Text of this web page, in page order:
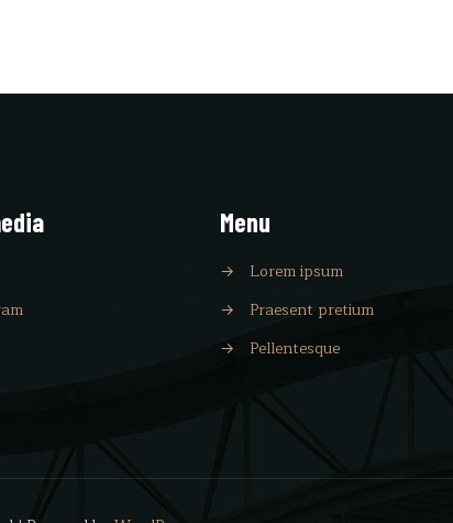
Menu
→
Lorem ipsum
→
Praesent pretium
→
Pellentesque